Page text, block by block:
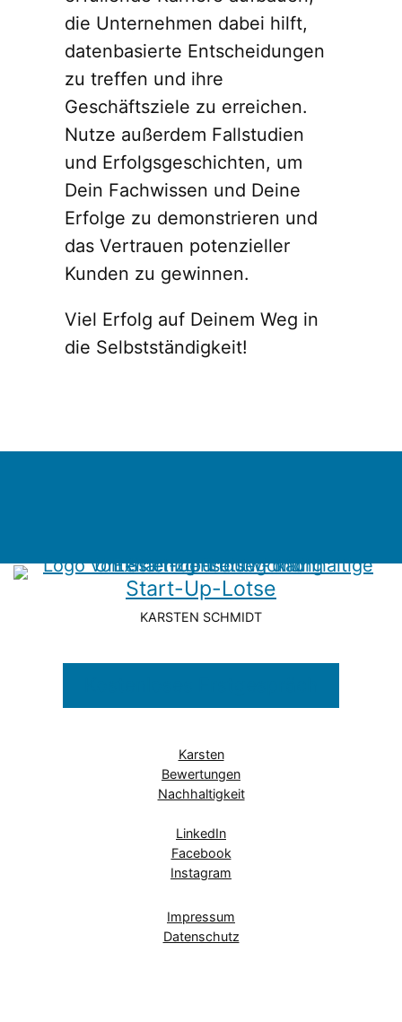
die Unternehmen dabei hilft,
datenbasierte Entscheidungen
zu treffen und ihre
Geschäftsziele zu erreichen.
Nutze außerdem Fallstudien
und Erfolgsgeschichten, um
Dein Fachwissen und Deine
Erfolge zu demonstrieren und
das Vertrauen potenzieller
Kunden zu gewinnen.
Viel Erfolg auf Deinem Weg in
die Selbstständigkeit!
Start-Up-Lotse
KARSTEN SCHMIDT
Karsten
Bewertungen
Nachhaltigkeit
LinkedIn
Facebook
Instagram
Impressum
Datenschutz